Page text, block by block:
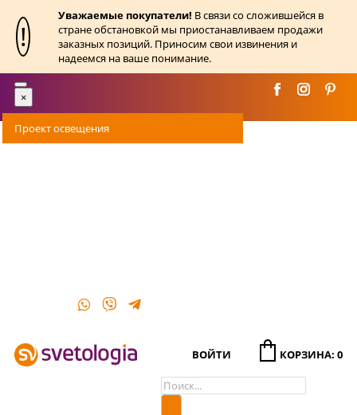
!
Уважаемые покупатели! В связи со сложившейся в
стране обстановкой мы приостанавливаем продажи
заказных позиций. Приносим свои извинения и
надеемся на ваше понимание.
Toggle
navigation
×
Проект освещения
ВОЙТИ КОРЗИНА: 0